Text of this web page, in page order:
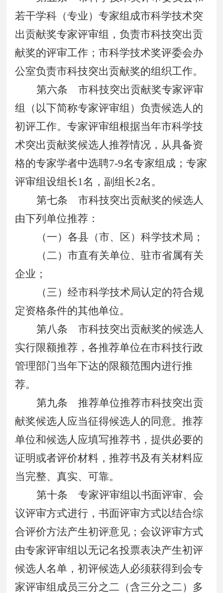
若干学科（专业）专家组成市科学技术突
出贡献奖专家评审组，负责市科技突出贡
献奖的评审工作；市科学技术奖评委会办
公室负责市科技突出贡献奖的组织工作。
第六条
市科技突出贡献奖专家评审
组（以下简称专家评审组）负责候选人的
初评工作。专家评审组根据当年市科学技
术突出贡献奖候选人推荐情况，从具备资
格的专家学者中选聘7-9名专家组成；专家
评审组设组长1名，副组长2名。
第七条
市科技突出贡献奖的候选人
由下列单位推荐：
（一）各县（市、区）科学技术局；
（二）市直有关单位、驻市省属有关
企业；
（三）经市科学技术局认定的符合规
定资格条件的其他单位。
第八条
市科技突出贡献奖的候选人
实行限额推荐，各推荐单位在市科技行政
管理部门当年下达的限额范围内进行推
荐。
第九条
推荐单位推荐市科技突出贡
献奖候选人应当征得候选人的同意。推荐
单位和候选人应填写推荐书，提供必要的
证明或者评价材料，推荐书及有关材料应
当完整、真实、可靠。
第十条
专家评审组以书面评审、会
议评审方式进行，书面评审方式以结合综
合评价方法产生初评意见；会议评审方式
由专家评审组以无记名投票表决产生初评
候选人名单，初评候选人必须获得到会专
家评审组成员三分之二（含三分之二）多